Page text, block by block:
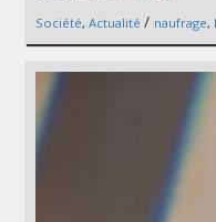
Société, Actualité / naufrage,